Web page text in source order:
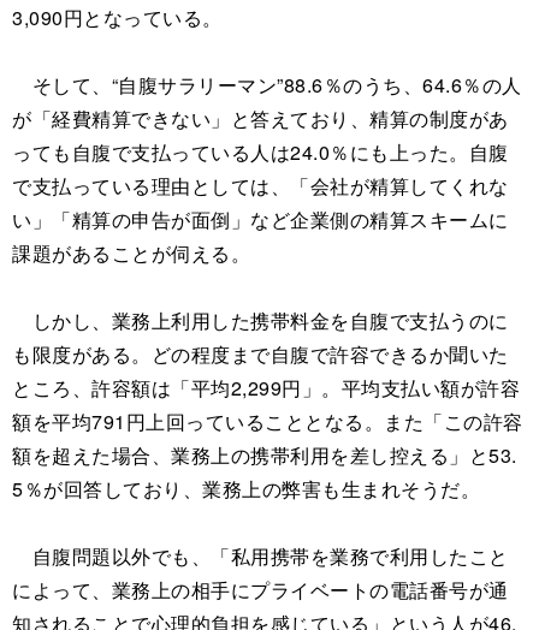
3,090円となっている。
そして、“自腹サラリーマン”88.6％のうち、64.6％の人
が「経費精算できない」と答えており、精算の制度があ
っても自腹で支払っている人は24.0％にも上った。自腹
で支払っている理由としては、「会社が精算してくれな
い」「精算の申告が面倒」など企業側の精算スキームに
課題があることが伺える。
しかし、業務上利用した携帯料金を自腹で支払うのに
も限度がある。どの程度まで自腹で許容できるか聞いた
ところ、許容額は「平均2,299円」。平均支払い額が許容
額を平均791円上回っていることとなる。また「この許容
額を超えた場合、業務上の携帯利用を差し控える」と53.
5％が回答しており、業務上の弊害も生まれそうだ。
自腹問題以外でも、「私用携帯を業務で利用したこと
によって、業務上の相手にプライベートの電話番号が通
知されることで心理的負担を感じている」という人が46.